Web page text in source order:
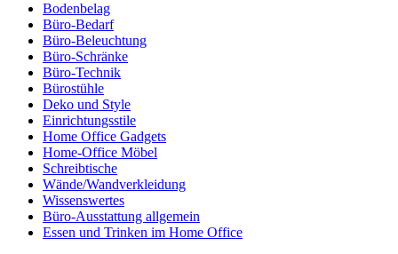
Bodenbelag
Büro-Bedarf
Büro-Beleuchtung
Büro-Schränke
Büro-Technik
Bürostühle
Deko und Style
Einrichtungsstile
Home Office Gadgets
Home-Office Möbel
Schreibtische
Wände/Wandverkleidung
Wissenswertes
Büro-Ausstattung allgemein
Essen und Trinken im Home Office